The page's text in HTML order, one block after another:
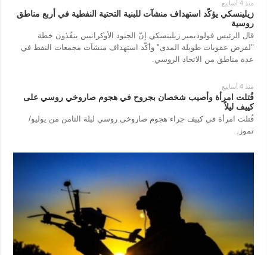
منذ 4 أسابيع
زيلينسكي يؤكّد استهداف منشآت للبنية التحتية النفطية في أربع مناطق
روسية
قال الرئيس فولوديمير زيلينسكي إنّ الجنود الأوكرانيين ينفّذون خطة
"لفرض عقوبات طويلة المدى" وأكّد استهداف منشآت مجمعات النفط في
عدة مناطق من الاتحاد الروسي.
منذ 4 أسابيع
قُتلت امرأة وأصيب شخصان بجروح في هجوم صاروخي روسي على
كييف ليلاً
قُتلت امرأة في كييف جراء هجوم صاروخي روسي ليلة الثامن من يوليو/
تموز.